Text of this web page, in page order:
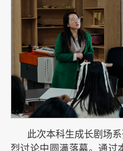
此次本科生成长剧场
烈讨论中圆满落幕。通过